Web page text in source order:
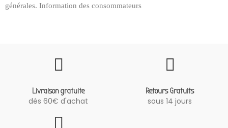
générales. Information des consommateurs
Livraison gratuite
dés 60€ d'achat
Retours Gratuits
sous 14 jours